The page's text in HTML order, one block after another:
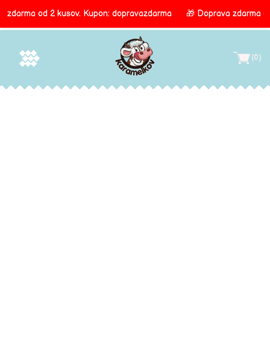
Inhalt
(0)
HľadaťVyhľadať
zdarma od 2 kusov. Kupon: dopravazdarma 🎁 Doprava zdarma